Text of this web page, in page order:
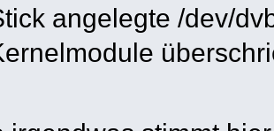
angelegte /dev/